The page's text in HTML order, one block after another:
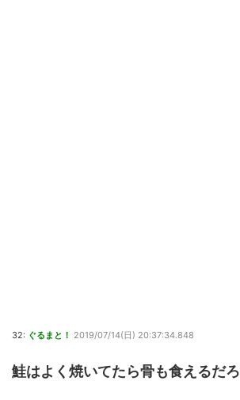
32: ぐるまと！ 2019/07/14(日) 20:37:34.848
鮭はよく焼いてたら骨も食えるだろ